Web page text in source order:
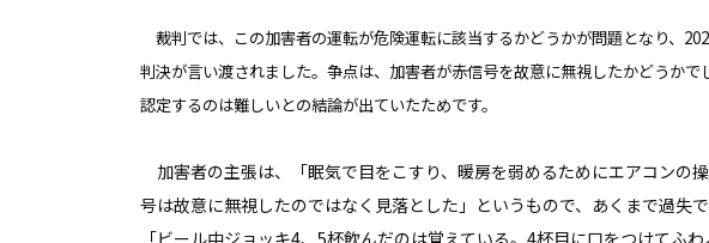
裁判では、この加害者の運転が危険運転に該当するかどうかが問題となり、
判決が言い渡されました。争点は、加害者が赤信号を故意に無視したかどうか
認定するのは難しいとの結論が出ていたためです。
加害者の主張は、「眠気で目をこすり、暖房を弱めるためにエアコンの
号は故意に無視したのではなく見落とした」というもので、あくまで過失
「ビール中ジョッキ4、5杯飲んだのは覚えている。4杯目に口をつけてふ